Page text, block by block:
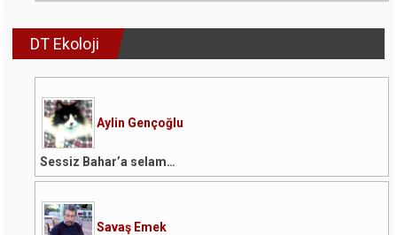
DT Ekoloji
Aylin Gençoğlu
Sessiz Bahar’a selam…
Savaş Emek